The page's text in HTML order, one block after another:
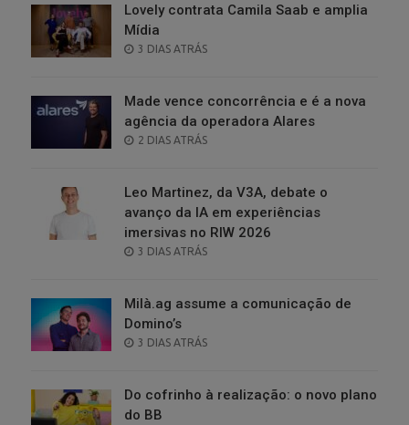
Lovely contrata Camila Saab e amplia
Mídia
POSTED
3 DIAS ATRÁS
Made vence concorrência e é a nova
agência da operadora Alares
POSTED
2 DIAS ATRÁS
Leo Martinez, da V3A, debate o
avanço da IA em experiências
imersivas no RIW 2026
POSTED
3 DIAS ATRÁS
Milà.ag assume a comunicação de
Domino’s
POSTED
3 DIAS ATRÁS
Do cofrinho à realização: o novo plano
do BB